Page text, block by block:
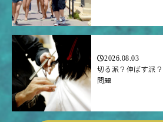
2026.08.03
切る派？伸ばす派
問題